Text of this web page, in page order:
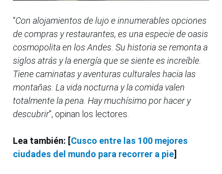
“Con alojamientos de lujo e innumerables opciones
de compras y restaurantes, es una especie de oasis
cosmopolita en los Andes. Su historia se remonta a
siglos atrás y la energía que se siente es increíble.
Tiene caminatas y aventuras culturales hacia las
montañas. La vida nocturna y la comida valen
totalmente la pena. Hay muchísimo por hacer y
descubrir”, opinan los lectores.
Lea también: [Cusco entre las 100 mejores
ciudades del mundo para recorrer a pie]